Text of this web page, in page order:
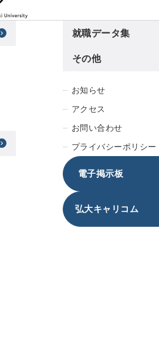
就職データ集
その他
お知らせ
アクセス
お問い合わせ
プライバシーポリシー
電子掲示板
弘大キャリコム